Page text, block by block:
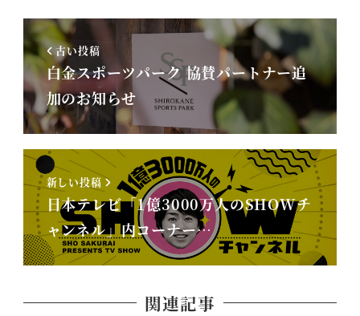
古い投稿
白金スポーツパーク 協賛パートナー追
加のお知らせ
新しい投稿
日本テレビ「1億3000万人のSHOWチ
ャンネル」内コーナー…
関連記事